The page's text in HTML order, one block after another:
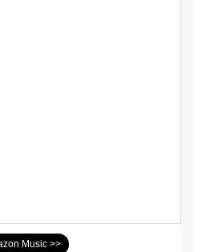
Music >>